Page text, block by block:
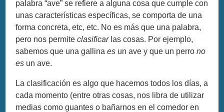
palabra “ave” se refiere a alguna cosa que cumple con
unas características específicas, se comporta de una
forma concreta, etc, etc. No es más que una palabra,
pero nos permiteclasificarlas cosas. Por ejemplo,
sabemos que una gallinaes un ave y que un perrono
es un ave.
La clasificación es algo que hacemos todos los días, a
cada momento (entre otras cosas, nos libra de utilizar
medias como guantes o bañarnos en el comedor en